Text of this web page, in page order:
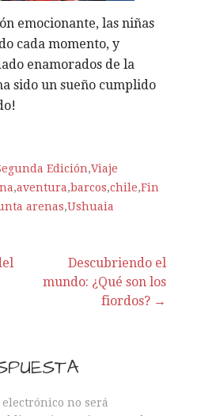
emocionante, las niñas
cada momento, y
enamorados de la
sido un sueño cumplido
Edición,Viaje
,aventura,barcos,chile,Fin
arenas,Ushuaia
Descubriendo el
mundo: ¿Qué son los
fiordos? →
no será